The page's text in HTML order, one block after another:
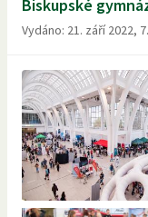
Biskupské
Vydáno: 21. září 2022,